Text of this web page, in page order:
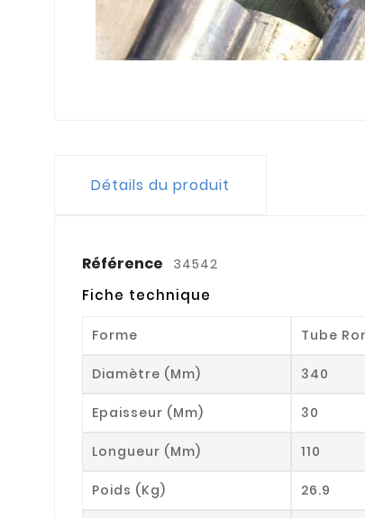
Détails du produit
Référence 34542
Fiche technique
Forme Tube
Diamètre (mm) 340
Epaisseur (mm) 30
Longueur (mm) 110
Poids (kg) 26.9